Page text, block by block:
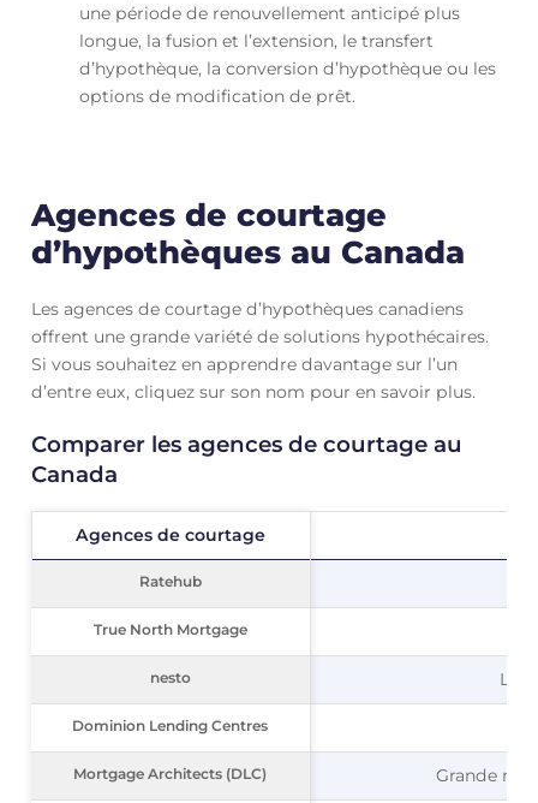
une période de renouvellement anticipé plus
longue, la fusion et l’extension, le transfert
d’hypothèque, la conversion d’hypothèque ou les
options de modification de prêt.
Agences de courtage
d’hypothèques au Canada
Les agences de courtage d’hypothèques canadiens
offrent une grande variété de solutions hypothécaires.
Si vous souhaitez en apprendre davantage sur l’un
d’entre eux, cliquez sur son nom pour en savoir plus.
Comparer les agences de courtage au
Canada
Agences de courtage
Ratehub
True North Mortgage
nesto La
Dominion Lending Centres
Mortgage Architects (DLC) Grande
Agences de courtage
Ratehub
True North Mortgage
nesto
Dominion Lending Centres
Mortgage Architects (DLC)